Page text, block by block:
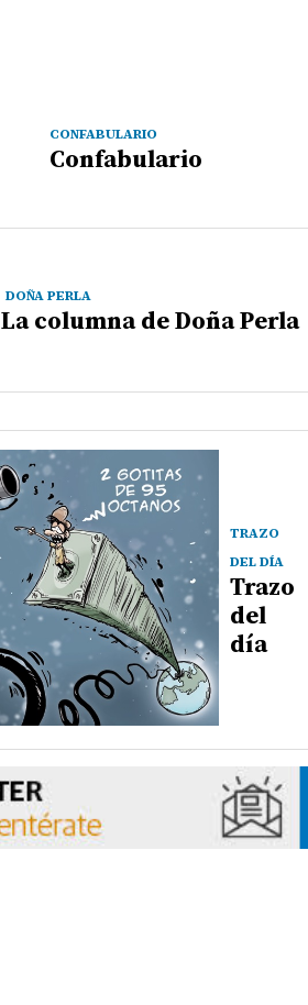
CONFABULARIO
Confabulario
DOÑA PERLA
La columna de Doña Perla
TRAZO
DEL DÍA
Trazo
del
día